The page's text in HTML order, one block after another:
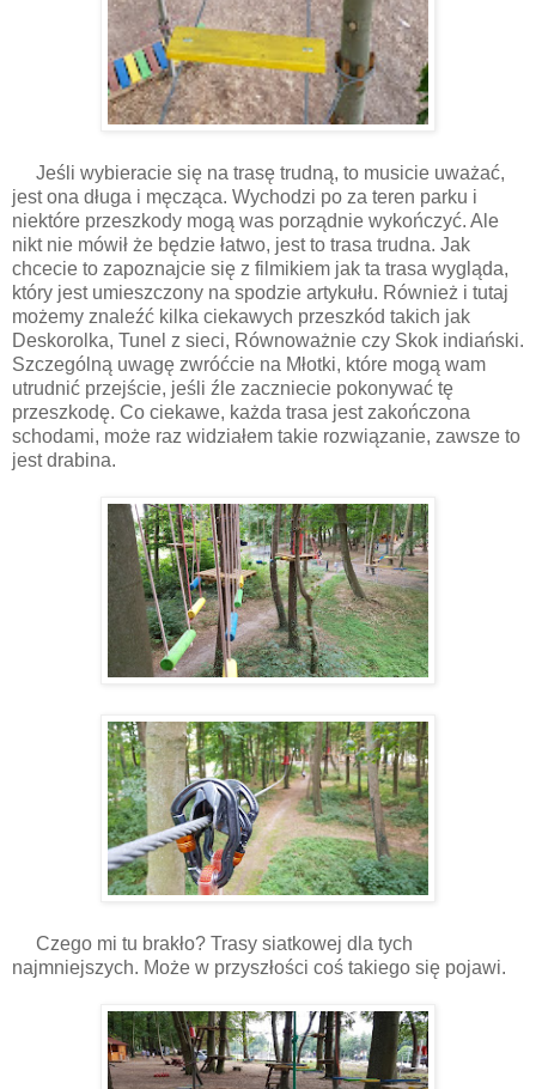
Jeśli wybieracie się na trasę trudną, to musicie uważać,
jest ona długa i męcząca. Wychodzi po za teren parku i
niektóre przeszkody mogą was porządnie wykończyć. Ale
nikt nie mówił że będzie łatwo, jest to trasa trudna. Jak
chcecie to zapoznajcie się z filmikiem jak ta trasa wygląda,
który jest umieszczony na spodzie artykułu. Również i tutaj
możemy znaleźć kilka ciekawych przeszkód takich jak
Deskorolka, Tunel z sieci, Równoważnie czy Skok indiański.
Szczególną uwagę zwróćcie na Młotki, które mogą wam
utrudnić przejście, jeśli źle zaczniecie pokonywać tę
przeszkodę. Co ciekawe, każda trasa jest zakończona
schodami, może raz widziałem takie rozwiązanie, zawsze to
jest drabina.
Czego mi tu brakło? Trasy siatkowej dla tych
najmniejszych. Może w przyszłości coś takiego się pojawi.